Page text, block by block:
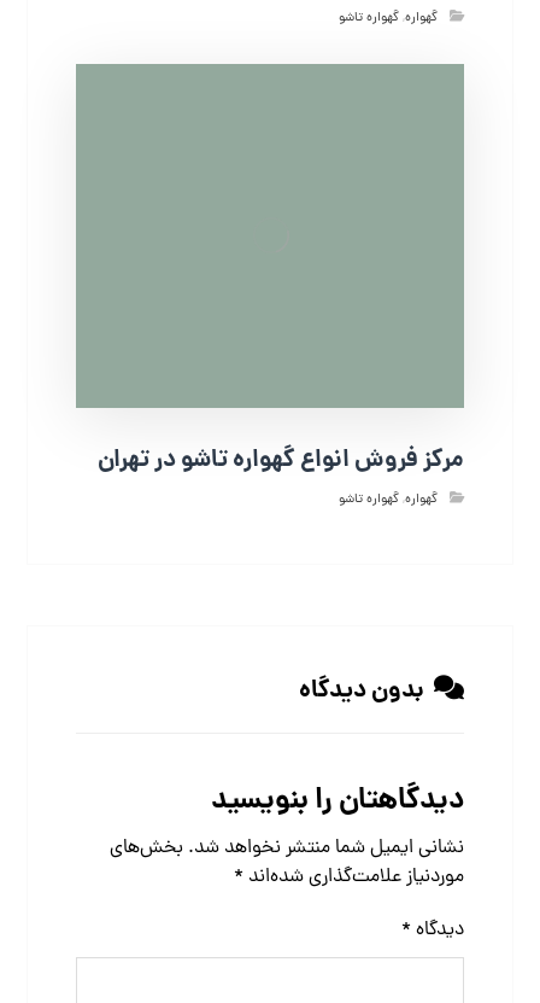
گهواره,گهواره تاشو
مرکز فروش انواع گهواره تاشو در تهران
گهواره,گهواره تاشو
بدون دیدگاه
دیدگاهتان را بنویسید
نشانی ایمیل شما منتشر نخواهد شد. بخش‌های
موردنیاز علامت‌گذاری شده‌اند *
دیدگاه *